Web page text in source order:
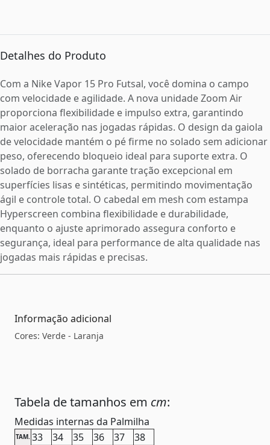
Detalhes do Produto
Com a Nike Vapor 15 Pro Futsal, você domina o campo
com velocidade e agilidade. A nova unidade Zoom Air
proporciona flexibilidade e impulso extra, garantindo
maior aceleração nas jogadas rápidas. O design da gaiola
de velocidade mantém o pé firme no solado sem adicionar
peso, oferecendo bloqueio ideal para suporte extra. O
solado de borracha garante tração excepcional em
superfícies lisas e sintéticas, permitindo movimentação
ágil e controle total. O cabedal em mesh com estampa
Hyperscreen combina flexibilidade e durabilidade,
enquanto o ajuste aprimorado assegura conforto e
segurança, ideal para performance de alta qualidade nas
jogadas mais rápidas e precisas.
Informação adicional
Cores: Verde - Laranja
Tabela de tamanhos em cm:
Medidas internas da Palmilha
TAM. 33 34 35 36 37 38